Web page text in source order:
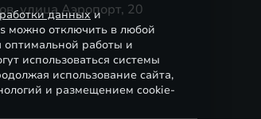
улица Аэропорт, 20
данныхи
можно отключить в любой
оптимальной работы и
использоваться системы
использование сайта,
и размещением cookie-